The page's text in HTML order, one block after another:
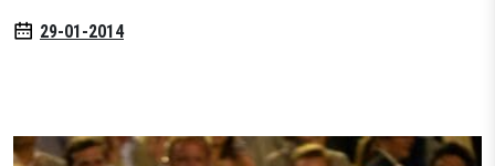
Аксесуари
Гравці Yonex
Волани
SALE29-01-2014